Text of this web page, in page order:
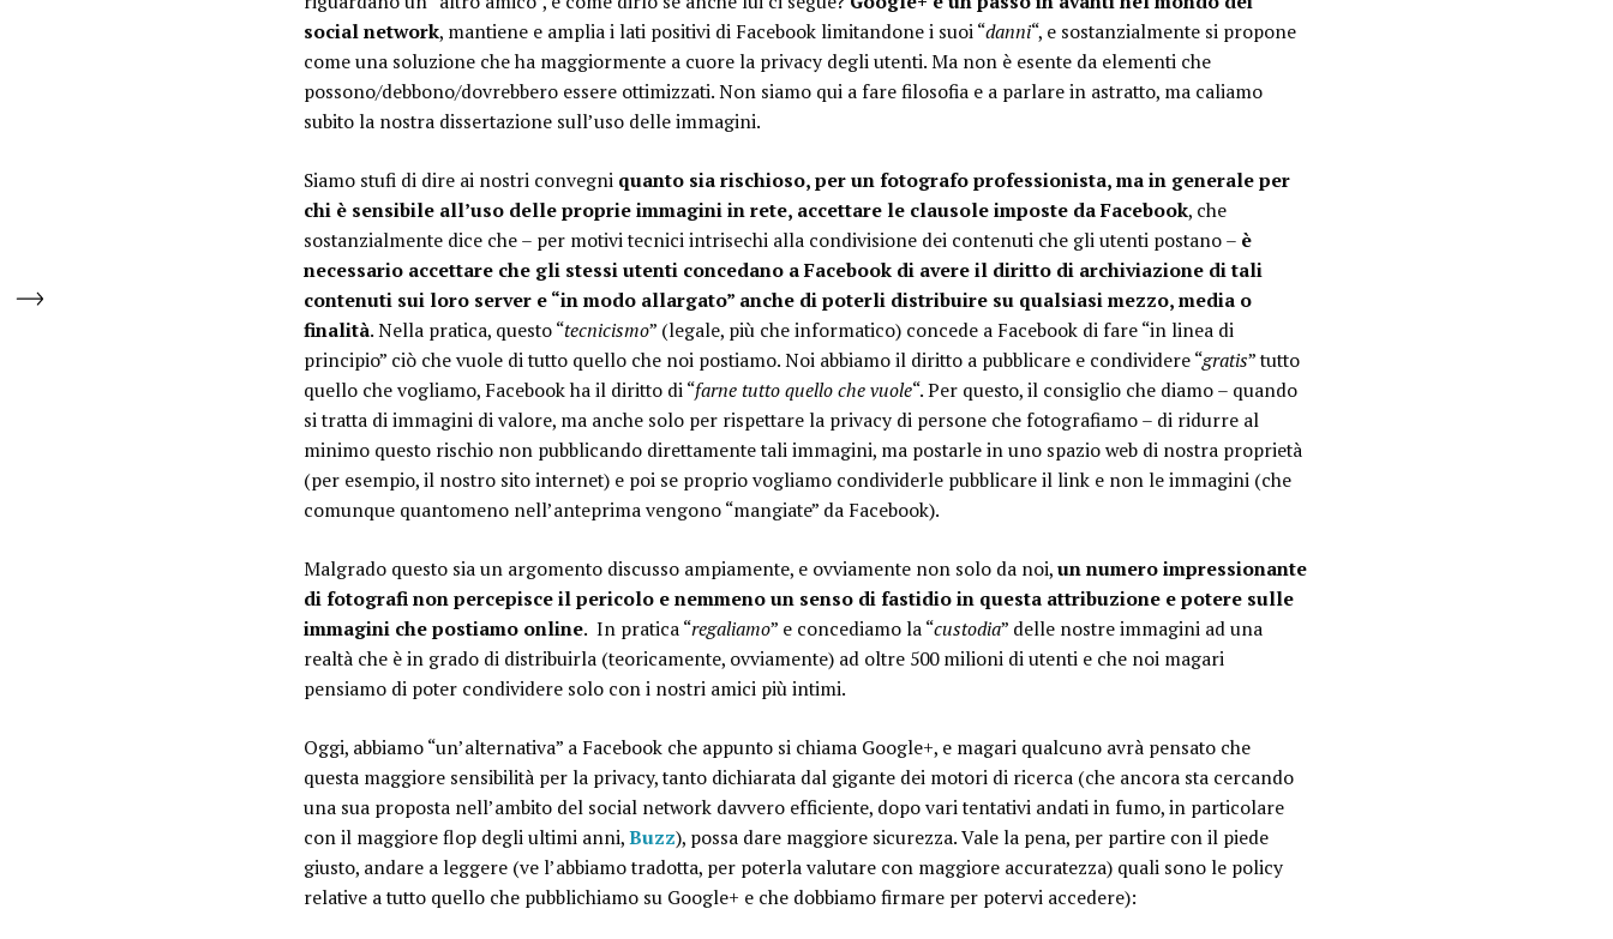
social network, mantiene e amplia i lati positivi di Facebook limitandone i suoi “danni“, e sostanzialmente si propone
come una soluzione che ha maggiormente a cuore la privacy degli utenti. Ma non è esente da elementi che
possono/debbono/dovrebbero essere ottimizzati. Non siamo qui a fare filosofia e a parlare in astratto, ma caliamo
subito la nostra dissertazione sull’uso delle immagini.
Siamo stufi di dire ai nostri convegni quanto sia rischioso, per un fotografo professionista, ma in generale per
chi è sensibile all’uso delle proprie immagini in rete, accettare le clausole imposte da Facebook, che
sostanzialmente dice che – per motivi tecnici intrisechi alla condivisione dei contenuti che gli utenti postano – è
necessario accettare che gli stessi utenti concedano a Facebook di avere il diritto di archiviazione di tali
contenuti sui loro server e “in modo allargato” anche di poterli distribuire su qualsiasi mezzo, media o
finalità. Nella pratica, questo “tecnicismo” (legale, più che informatico) concede a Facebook di fare “in linea di
principio” ciò che vuole di tutto quello che noi postiamo. Noi abbiamo il diritto a pubblicare e condividere “gratis” tutto
quello che vogliamo, Facebook ha il diritto di “farne tutto quello che vuole“. Per questo, il consiglio che diamo – quando
si tratta di immagini di valore, ma anche solo per rispettare la privacy di persone che fotografiamo – di ridurre al
minimo questo rischio non pubblicando direttamente tali immagini, ma postarle in uno spazio web di nostra proprietà
(per esempio, il nostro sito internet) e poi se proprio vogliamo condividerle pubblicare il link e non le immagini (che
comunque quantomeno nell’anteprima vengono “mangiate” da Facebook).
Malgrado questo sia un argomento discusso ampiamente, e ovviamente non solo da noi,un numero impressionante
di fotografi non percepisce il pericolo e nemmeno un senso di fastidio in questa attribuzione e potere sulle
immagini che postiamo online. In pratica “regaliamo” e concediamo la “custodia” delle nostre immagini ad una
realtà che è in grado di distribuirla (teoricamente, ovviamente) ad oltre 500 milioni di utenti e che noi magari
pensiamo di poter condividere solo con i nostri amici più intimi.
Oggi, abbiamo “un’alternativa” a Facebook che appunto si chiama Google+, e magari qualcuno avrà pensato che
questa maggiore sensibilità per la privacy, tanto dichiarata dal gigante dei motori di ricerca (che ancora sta cercando
una sua proposta nell’ambito del social network davvero efficiente, dopo vari tentativi andati in fumo, in particolare
con il maggiore flop degli ultimi anni,Buzz), possa dare maggiore sicurezza. Vale la pena, per partire con il piede
giusto, andare a leggere (ve l’abbiamo tradotta, per poterla valutare con maggiore accuratezza) quali sono le policy
relative a tutto quello che pubblichiamo su Google+ e che dobbiamo firmare per potervi accedere):